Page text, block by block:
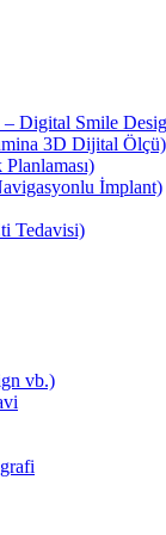
– Digital Smile
3D Dijital Ölçü)
İmplant)
Tedavisi)
vb.)